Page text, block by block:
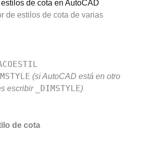
de cota en AutoCAD
de estilos de cota de varias
(si AutoCAD está en otro
escribir
_DIMSTYLE)
de cota